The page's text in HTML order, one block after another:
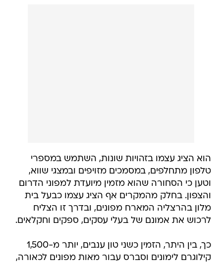
הוא הציג עצמו בזהויות שונות, השתמש במספרי
טלפון מתחלפים, במסמכים מזויפים ובמצגי שווא,
וטען כי הסחורה שהוא מזמין מיועדת למפוני הדרום
והצפון. בחלק מהמקרים אף הציג עצמו כבעל בית
מלון בהרצליה המארח מפונים, ובדרך זו הצליח
לרכוש את אמונם של בעלי עסקים, ספקים וחקלאים.
כך, בין היתר, הזמין כשני טון ענבים, יותר מ-1,500
קילוגרם לימונים וסברס עבור מאות מפונים לכאורה,